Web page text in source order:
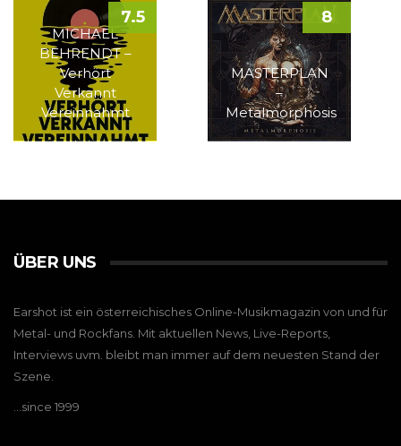
MICHAEL
BEHRENDT –
Verhört
Verkannt
Vereinnahmt
7.5
MASTERPLAN
–
Metalmorphosis
8
ÜBER UNS
Earshot ist ein österreichisches Online-Musikmagazin von und für
Metal- und Rockfans. Mit aktuellen News, Live-Reports,
Interviews uvm. bleibt man immer auf dem neuesten Stand der
Szene.
…since 1999